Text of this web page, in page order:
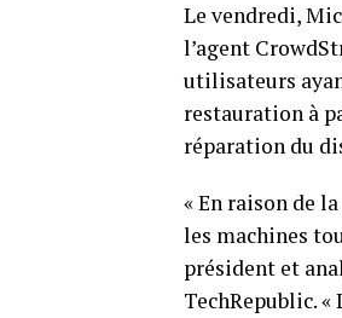
Le vendredi,
l’agent‍
utilisateurs
restauration à
réparation du
« En raison de
les machines
président et
TechRepublic.